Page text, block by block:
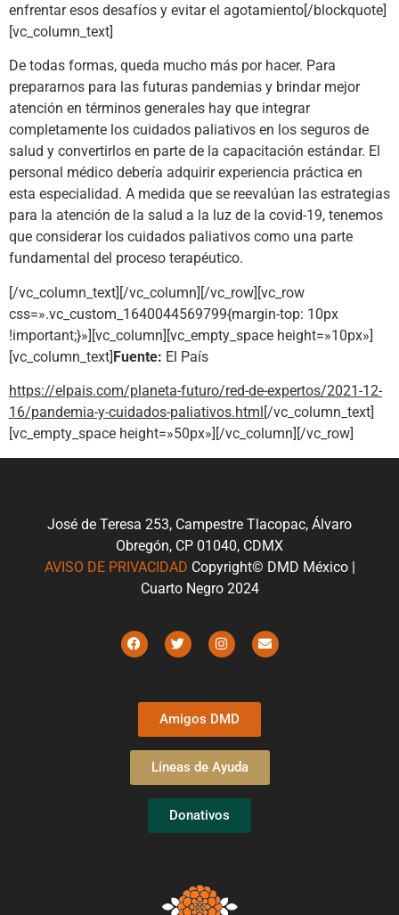
enfrentar esos desafíos y evitar el agotamiento[/blockquote]
[vc_column_text]
De todas formas, queda mucho más por hacer. Para
prepararnos para las futuras pandemias y brindar mejor
atención en términos generales hay que integrar
completamente los cuidados paliativos en los seguros de
salud y convertirlos en parte de la capacitación estándar. El
personal médico debería adquirir experiencia práctica en
esta especialidad. A medida que se reevalúan las estrategias
para la atención de la salud a la luz de la covid-19, tenemos
que considerar los cuidados paliativos como una parte
fundamental del proceso terapéutico.
[/vc_column_text][/vc_column][/vc_row][vc_row
css=».vc_custom_1640044569799{margin-top: 10px
!important;}»][vc_column][vc_empty_space height=»10px»]
[vc_column_text]Fuente: El País
https://elpais.com/planeta-futuro/red-de-expertos/2021-12-
16/pandemia-y-cuidados-paliativos.html [/vc_column_text]
[vc_empty_space height=»50px»][/vc_column][/vc_row]
José de Teresa 253, Campestre Tlacopac, Álvaro
Obregón, CP 01040, CDMX
AVISO DE PRIVACIDAD Copyright© DMD México |
Cuarto Negro 2024
Amigos DMD
Líneas de Ayuda
Donativos